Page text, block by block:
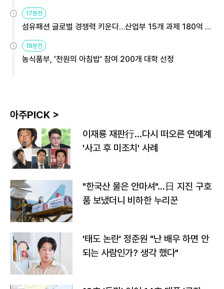
용해야
17분전
섬유패션 글로벌 경쟁력 키운다…산업부 15개 과제 180억 지
원
18분전
농식품부, '천원의 아침밥' 참여 200개 대학 선정
아주PICK >
이재룡 재판行…다시 떠오른 연예계
'사고 후 미조치' 사례
"한국산 물은 안마셔"…日 지진 구호
품 보냈더니 비하한 누리꾼
'태도 논란' 정준원 "난 배우 하면 안
되는 사람인가? 생각 했다"